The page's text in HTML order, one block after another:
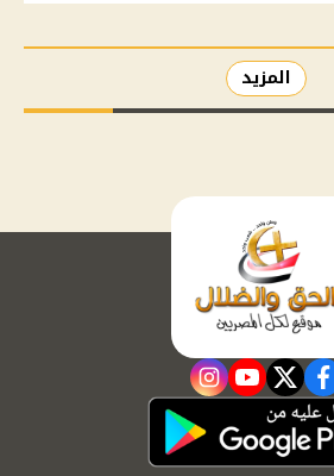
المزيد
facebook
twitter
youtube
instagram